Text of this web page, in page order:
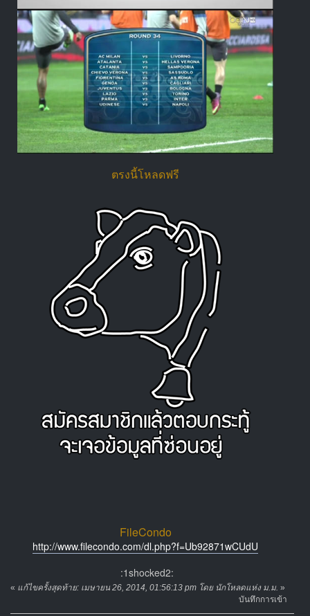
ตรงนี้โหลดฟรี
FileCondo
http://www.filecondo.com/dl.php?f=Ub92871wCUdU
:1shocked2:
« แก้ไขครั้งสุดท้าย: เมษายน 26, 2014, 01:56:13 pm โดย นักโหลดแห่ง ม.ม. »
บันทึกการเข้า